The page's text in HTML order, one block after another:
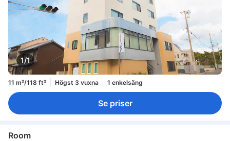
1/1
11 m²/118 ft² Högst 3 vuxna 1 enkelsäng
Se priser
Room